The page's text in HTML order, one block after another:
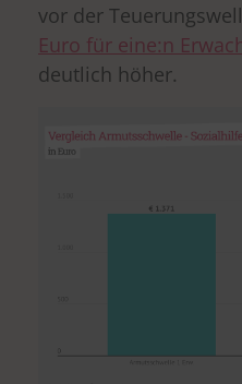
vor der
Euro für eine:n
deutlich höher.